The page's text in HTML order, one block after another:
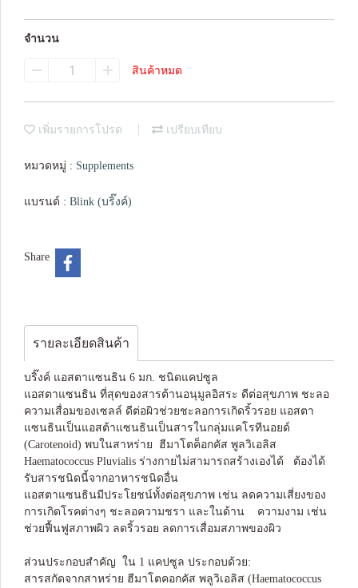
จำนวน
สินค้าหมด
เพิ่มรายการโปรด เปรียบเทียบ
หมวดหมู่ : Supplements
แบรนด์ : Blink (บริ๊งค์)
Share
รายละเอียดสินค้า
บริ๊งค์ แอสตาแซนธิน 6 มก. ชนิดแคปซูล
แอสตาแซนธิน ที่สุดของสารต้านอนุมูลอิสระ ดีต่อสุขภาพ ชะลอ
ความเสื่อมของเซลล์ ดีต่อผิวช่วยชะลอการเกิดริ้วรอย แอสตา
แซนธินเป็นแอสต้าแซนธินเป็นสารในกลุ่มแคโรทีนอยด์
(Carotenoid) พบในสาหร่าย ฮีมาโตค็อกคัส พูลวิเอลิส
Haematococcus Pluvialis ร่างกายไม่สามารถสร้างเองได้ ต้องได้
รับสารชนิดนี้จากอาหารชนิดอื่น
แอสตาแซนธินมีประโยชน์ทั้งต่อสุขภาพ เช่น ลดความเสี่ยงของ
การเกิดโรคต่างๆ ชะลอความชรา และในด้าน ความงาม เช่น
ช่วยฟื้นฟูสภาพผิว ลดริ้วรอย ลดการเสื่อมสภาพของผิว
ส่วนประกอบสำคัญ ใน 1 แคปซูล ประกอบด้วย:
สารสกัดจากสาหร่าย ฮีมาโตคอกคัส พลูวิเอลิส (Haematococcus